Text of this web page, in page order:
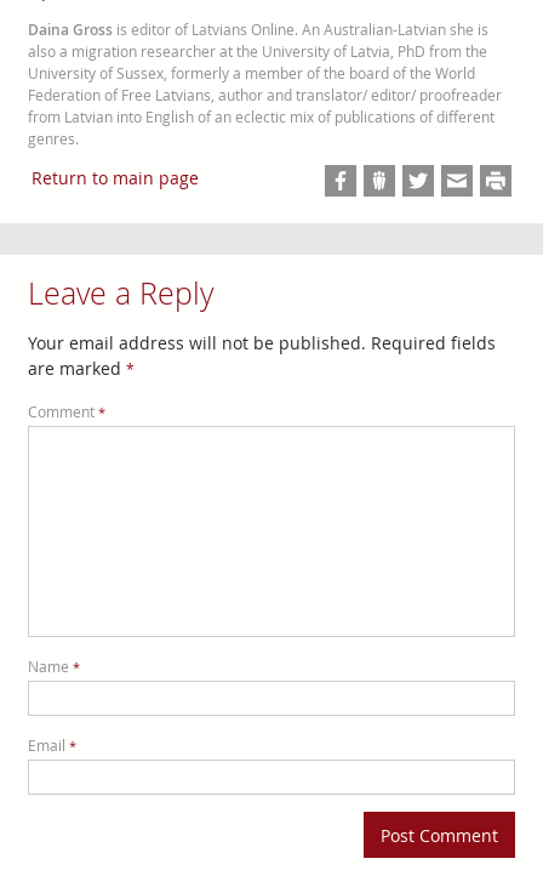
Daina Grossis editor of Latvians Online. An Australian-Latvian she is
also a migration researcher at the University of Latvia, PhD from the
University of Sussex, formerly a member of the board of the World
Federation of Free Latvians, author and translator/ editor/ proofreader
from Latvian into English of an eclectic mix of publications of different
genres.
Return to main page
Leave a Reply
Your email address will not be published. Required fields
are marked *
Comment *
Name *
Email *